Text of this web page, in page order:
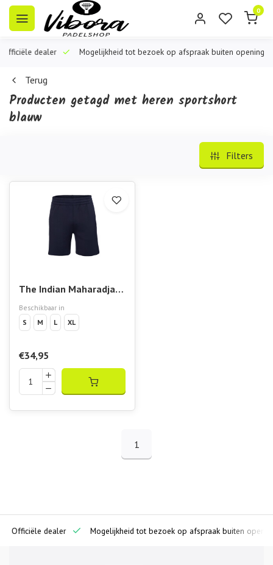
0
dealer Mogelijkheid tot bezoek op afspraak buiten openingstijden
Terug
Producten getagd met heren sportshort
blauw
Filters
The Indian Maharadja
Men Soft Supreme
Short Night Blue
Beschikbaar in
S
M L XL
€34,95
1
dealer Mogelijkheid tot bezoek op afspraak buiten openingstijden